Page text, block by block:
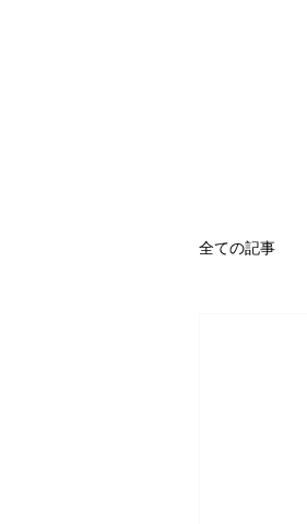
全ての記事